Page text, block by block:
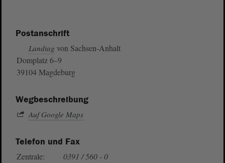
Postanschrift
Landtag von Sachsen-Anhalt
Domplatz 6–9
39104 Magdeburg
Wegbeschreibung
Auf Google Maps
Telefon und Fax
Zentrale:
0391 / 560 - 0